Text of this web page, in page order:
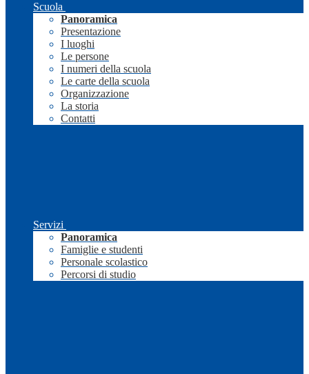
Scuola
Panoramica
Presentazione
I luoghi
Le persone
I numeri della scuola
Le carte della scuola
Organizzazione
La storia
Contatti
Servizi
Panoramica
Famiglie e studenti
Personale scolastico
Percorsi di studio